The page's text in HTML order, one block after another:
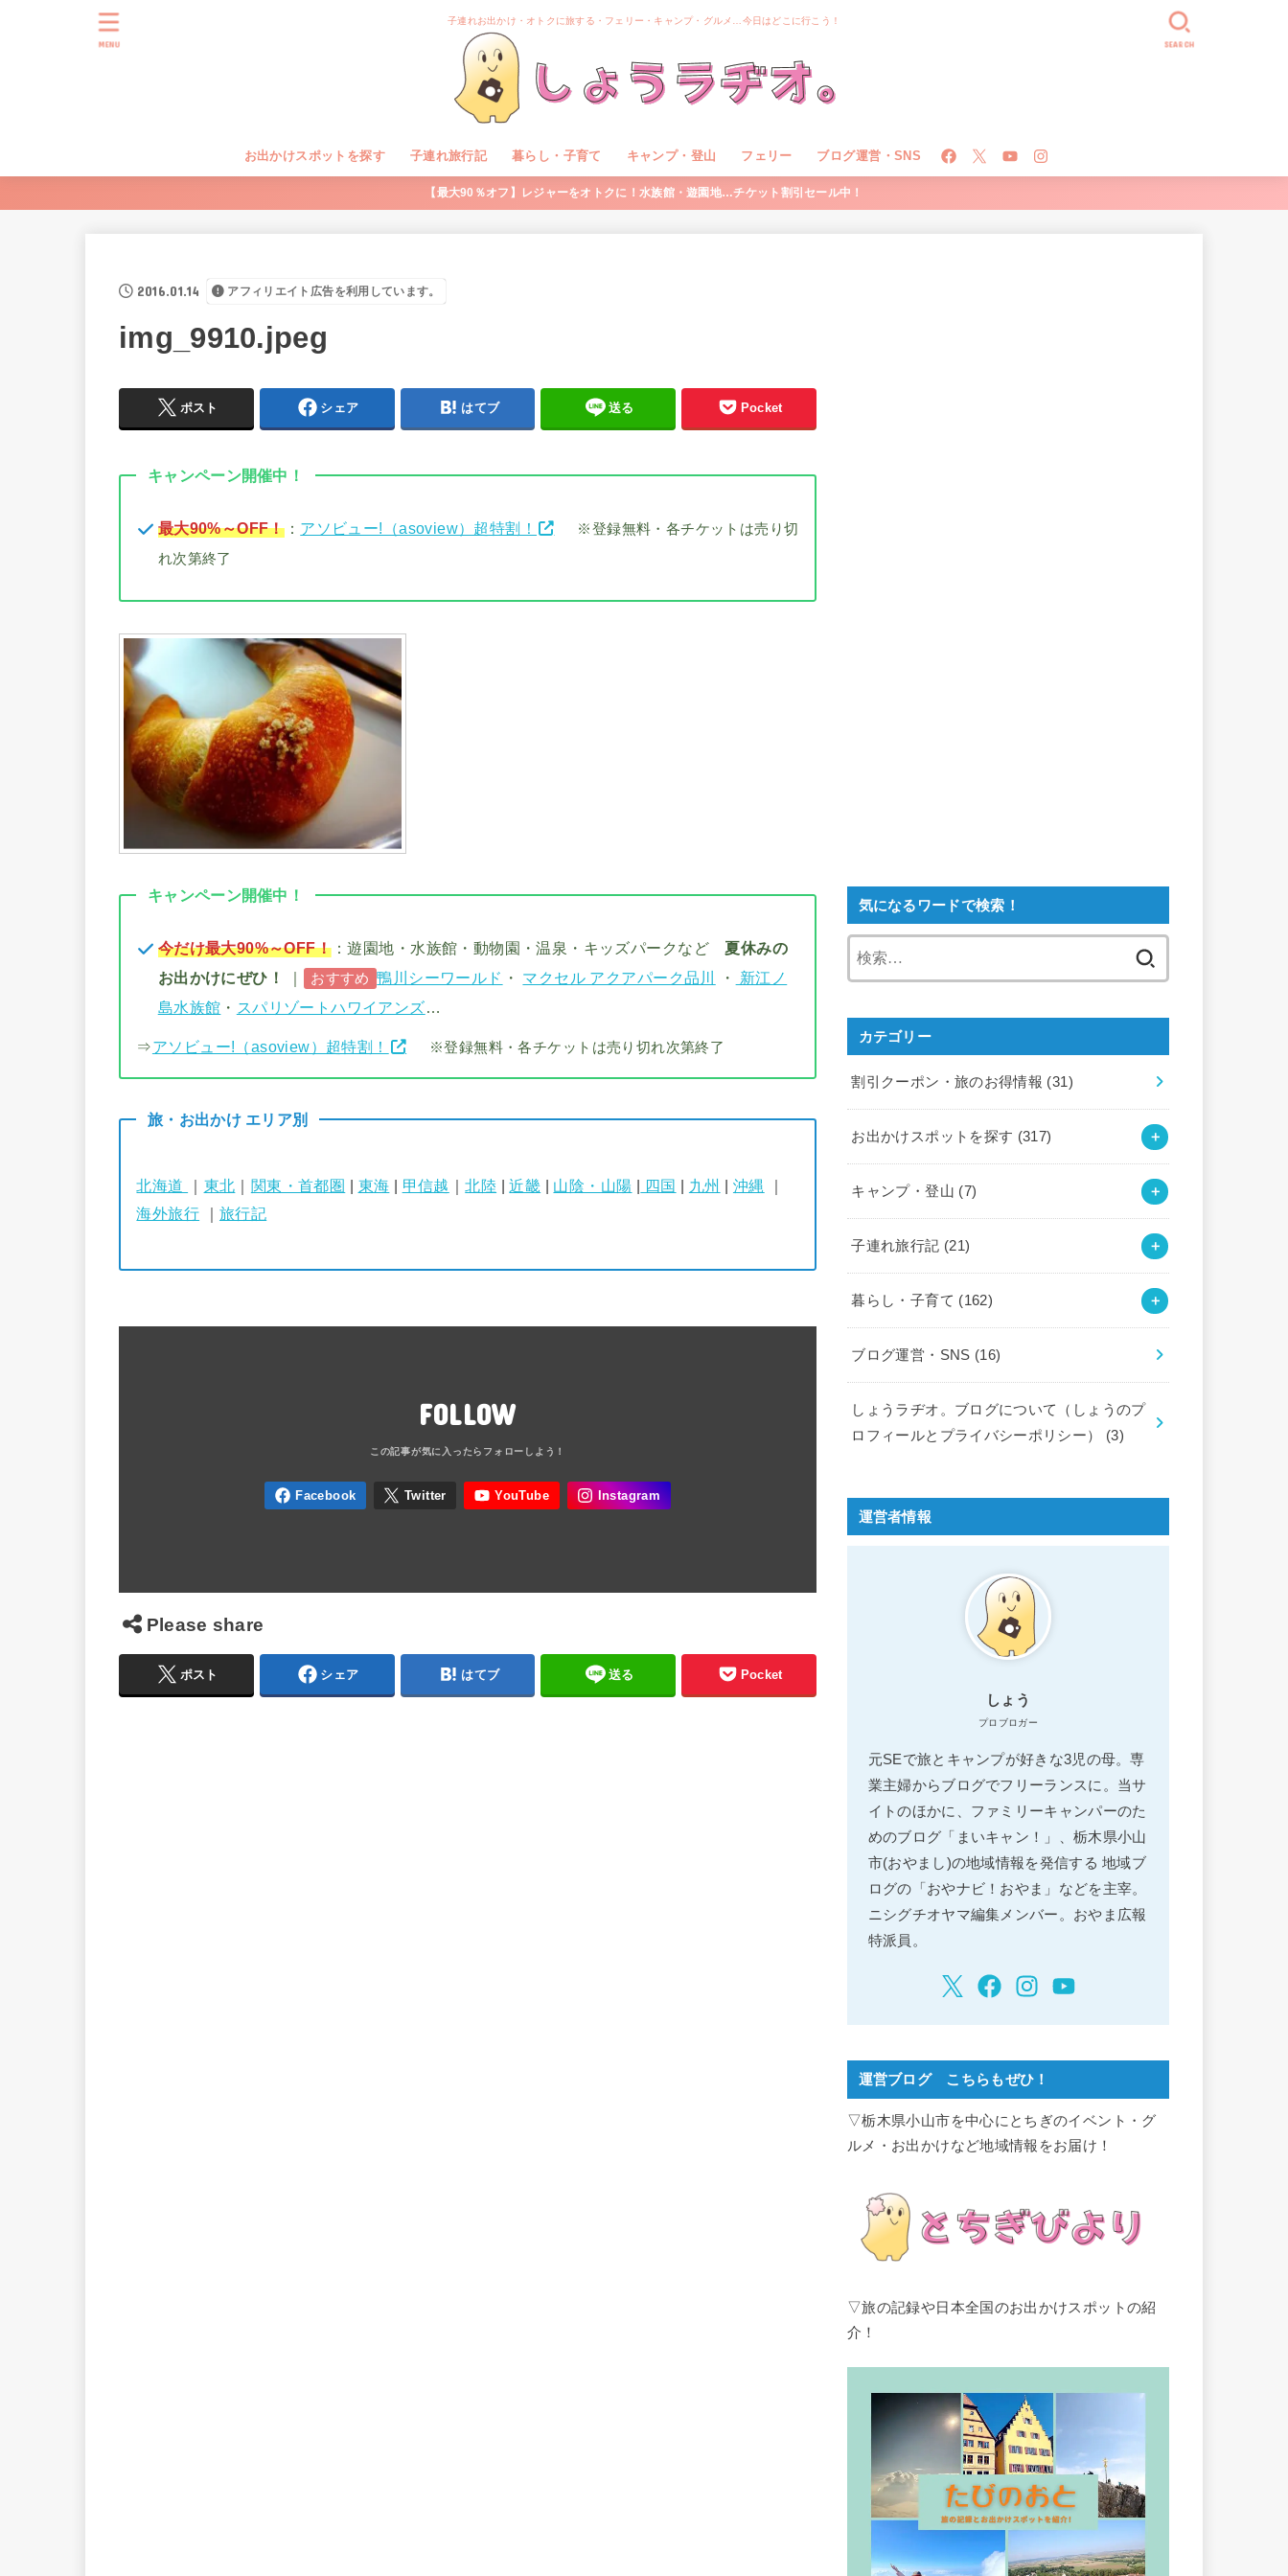
子連れお出かけ・オトクに旅する・フェリー・キャンプ・グルメ…今日はどこに行こう！
お出かけスポットを探す 子連れ旅行記 暮らし・子育て キャンプ・登山 フェリー ブログ運営・SNS
SEARCH
MENU
【最大90％オフ】レジャーをオトクに！水族館・遊園地…チケット割引セール中！
2016.01.14 アフィリエイト広告を利用しています。
img_9910.jpeg
ポスト シェア はてブ 送る Pocket
キャンペーン開催中！
最大90%～OFF！： アソビュー!（asoview）超特割！
※登録無料・各チケットは売り切
れ次第終了
キャンペーン開催中！
今だけ最大90%～OFF！ ：遊園地・水族館・動物園・温泉・キッズパークなど夏休みの
お出かけにぜひ！
｜ おすすめ 鴨川シーワールド ・ マクセル アクアパーク品川 ・
新江ノ
島水族館 ・ スパリゾートハワイアンズ…
⇒アソビュー!（asoview）超特割！ ※登録無料・各チケットは売り切れ次第終了
旅・お出かけ エリア別
北海道 ｜ 東北 ｜ 関東・首都圏 | 東海 | 甲信越 ｜北陸 |近畿 | 山陰・山陽 | 四国 | 九州 | 沖縄 ｜
海外旅行 ｜ 旅行記
FOLLOW
Please share
ポスト シェア はてブ 送る Pocket
気になるワードで検索！
カテゴリー
割引クーポン・旅のお得情報 (31)
お出かけスポットを探す (317)
キャンプ・登山 (7)
子連れ旅行記 (21)
暮らし・子育て (162)
ブログ運営・SNS (16)
しょうラヂオ。ブログについて（しょうのプ
ロフィールとプライバシーポリシー） (3)
運営者情報
しょう
プロブロガー
元SEで旅とキャンプが好きな3児の母。専
業主婦からブログでフリーランスに。当サ
イトのほかに、ファミリーキャンパーのた
めのブログ「まいキャン！」、栃木県小山
市(おやまし)の地域情報を発信する 地域ブ
ログの「おやナビ！おやま」などを主宰。
ニシグチオヤマ編集メンバー。おやま広報
特派員。
運営ブログ こちらもぜひ！
▽栃木県小山市を中心にとちぎのイベント・グ
ルメ・お出かけなど地域情報をお届け！
▽旅の記録や日本全国のお出かけスポットの紹
介！